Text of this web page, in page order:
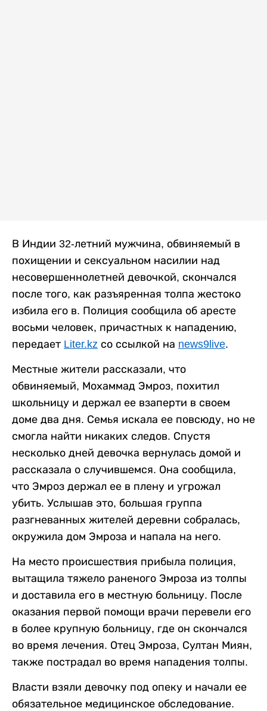
В Индии 32-летний мужчина, обвиняемый в
похищении и сексуальном насилии над
несовершеннолетней девочкой, скончался
после того, как разъяренная толпа жестоко
избила его в. Полиция сообщила об аресте
восьми человек, причастных к нападению,
передает Liter.kz со ссылкой на news9live.
Местные жители рассказали, что
обвиняемый, Мохаммад Эмроз, похитил
школьницу и держал ее взаперти в своем
доме два дня. Семья искала ее повсюду, но не
смогла найти никаких следов. Спустя
несколько дней девочка вернулась домой и
рассказала о случившемся. Она сообщила,
что Эмроз держал ее в плену и угрожал
убить. Услышав это, большая группа
разгневанных жителей деревни собралась,
окружила дом Эмроза и напала на него.
На место происшествия прибыла полиция,
вытащила тяжело раненого Эмроза из толпы
и доставила его в местную больницу. После
оказания первой помощи врачи перевели его
в более крупную больницу, где он скончался
во время лечения. Отец Эмроза, Султан Миян,
также пострадал во время нападения толпы.
Власти взяли девочку под опеку и начали ее
обязательное медицинское обследование.